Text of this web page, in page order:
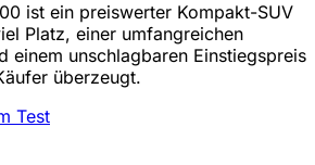
ist ein preiswerter Kompakt-SUV
Platz, einer umfangreichen
einem unschlagbaren Einstiegspreis
überzeugt.
Test